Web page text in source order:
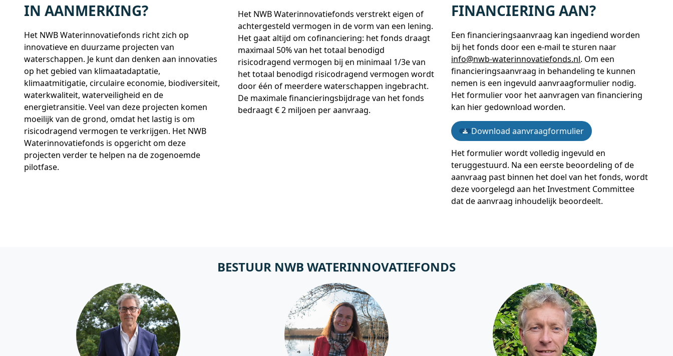
IN AANMERKING?
Het NWB Waterinnovatiefonds richt zich op
innovatieve en duurzame projecten van
waterschappen. Je kunt dan denken aan innovaties
op het gebied van klimaatadaptatie,
klimaatmitigatie, circulaire economie, biodiversiteit,
waterkwaliteit, waterveiligheid en de
energietransitie. Veel van deze projecten komen
moeilijk van de grond, omdat het lastig is om
risicodragend vermogen te verkrijgen. Het NWB
Waterinnovatiefonds is opgericht om deze
projecten verder te helpen na de zogenoemde
pilotfase.
Het NWB Waterinnovatiefonds verstrekt eigen of
achtergesteld vermogen in de vorm van een lening.
Het gaat altijd om cofinanciering: het fonds draagt
maximaal 50% van het totaal benodigd
risicodragend vermogen bij en minimaal 1/3e van
het totaal benodigd risicodragend vermogen wordt
door één of meerdere waterschappen ingebracht.
De maximale financieringsbijdrage van het fonds
bedraagt € 2 miljoen per aanvraag.
FINANCIERING AAN?
Een financieringsaanvraag kan ingediend worden
bij het fonds door een e-mail te sturen naar
info@nwb-waterinnovatiefonds.nl. Om een
financieringsaanvraag in behandeling te kunnen
nemen is een ingevuld aanvraagformulier nodig.
Het formulier voor het aanvragen van financiering
kan hier gedownload worden.
Download aanvraagformulier
Het formulier wordt volledig ingevuld en
teruggestuurd. Na een eerste beoordeling of de
aanvraag past binnen het doel van het fonds, wordt
deze voorgelegd aan het Investment Committee
dat de aanvraag inhoudelijk beoordeelt.
BESTUUR NWB WATERINNOVATIEFONDS